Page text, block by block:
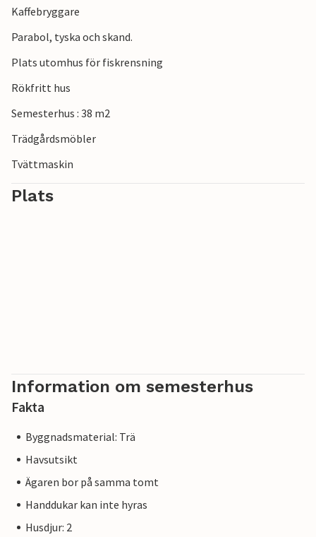
Kaffebryggare
Parabol, tyska och skand.
Plats utomhus för fiskrensning
Rökfritt hus
Semesterhus : 38 m2
Trädgårdsmöbler
Tvättmaskin
Plats
Information om semesterhus
Fakta
Byggnadsmaterial: Trä
Havsutsikt
Ägaren bor på samma tomt
Handdukar kan inte hyras
Husdjur: 2